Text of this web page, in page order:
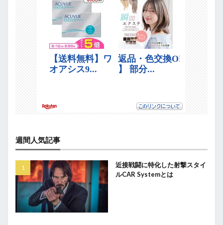
週間人気記事
近接戦闘に特化した射撃スタイ
ルCAR Systemとは